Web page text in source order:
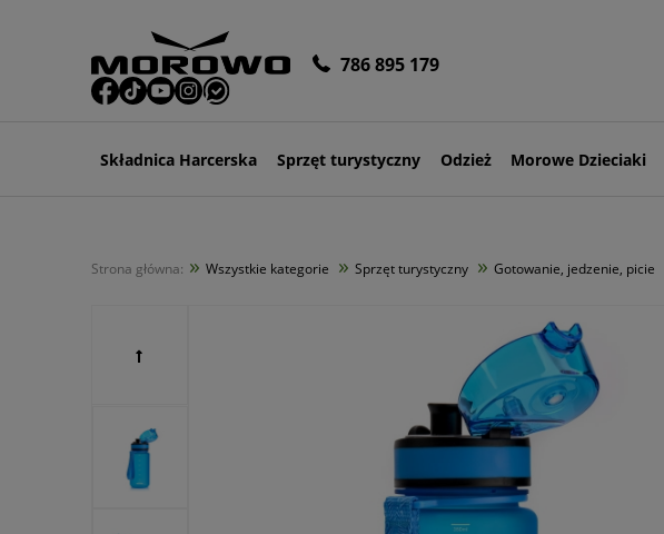
786 895 179
Składnica Harcerska Sprzęt turystyczny Odzież Morowe Dzieciaki
Strona główna: » Wszystkie kategorie » Sprzęt turystyczny » Gotowanie, jedzenie, picie